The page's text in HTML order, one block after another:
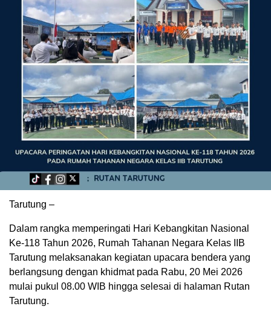
Tarutung –
Dalam rangka memperingati Hari Kebangkitan Nasional
Ke-118 Tahun 2026, Rumah Tahanan Negara Kelas IIB
Tarutung melaksanakan kegiatan upacara bendera yang
berlangsung dengan khidmat pada Rabu, 20 Mei 2026
mulai pukul 08.00 WIB hingga selesai di halaman Rutan
Tarutung.